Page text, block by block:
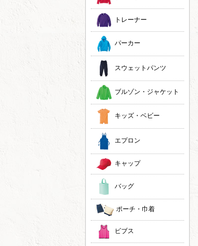
トレーナー
パーカー
スウェットパンツ
ブルゾン・ジャケット
キッズ・ベビー
エプロン
キャップ
バッグ
ポーチ・巾着
ビブス